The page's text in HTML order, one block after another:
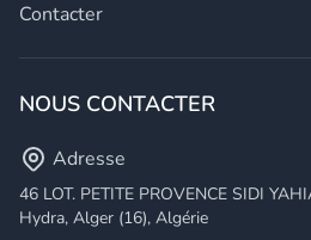
Contacter
NOUS CONTACTER
Adresse
46 LOT. PETITE PROVENCE SIDI
Hydra, Alger (16), Algérie